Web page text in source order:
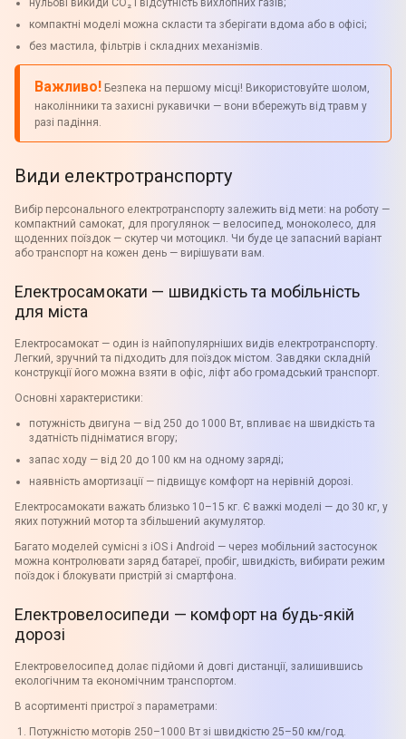
нульові викиди CO₂ і відсутність вихлопних газів;
компактні моделі можна скласти та зберігати вдома або в офісі;
без мастила, фільтрів і складних механізмів.
Важливо! Безпека на першому місці! Використовуйте шолом,
наколінники та захисні рукавички — вони вбережуть від травм у
разі падіння.
Види електротранспорту
Вибір персонального електротранспорту залежить від мети: на роботу —
компактний самокат, для прогулянок — велосипед, моноколесо, для
щоденних поїздок — скутер чи мотоцикл. Чи буде це запасний варіант
або транспорт на кожен день — вирішувати вам.
Електросамокати — швидкість та мобільність
для міста
Електросамокат — один із найпопулярніших видів електротранспорту.
Легкий, зручний та підходить для поїздок містом. Завдяки складній
конструкції його можна взяти в офіс, ліфт або громадський транспорт.
Основні характеристики:
потужність двигуна — від 250 до 1000 Вт, впливає на швидкість та
здатність підніматися вгору;
запас ходу — від 20 до 100 км на одному заряді;
наявність амортизації — підвищує комфорт на нерівній дорозі.
Електросамокати важать близько 10–15 кг. Є важкі моделі — до 30 кг, у
яких потужний мотор та збільшений акумулятор.
Багато моделей сумісні з iOS і Android — через мобільний застосунок
можна контролювати заряд батареї, пробіг, швидкість, вибирати режим
поїздок і блокувати пристрій зі смартфона.
Електровелосипеди — комфорт на будь-якій
дорозі
Електровелосипед долає підйоми й довгі дистанції, залишившись
екологічним та економічним транспортом.
В асортименті пристрої з параметрами:
Потужністю моторів 250–1000 Вт зі швидкістю 25–50 км/год.